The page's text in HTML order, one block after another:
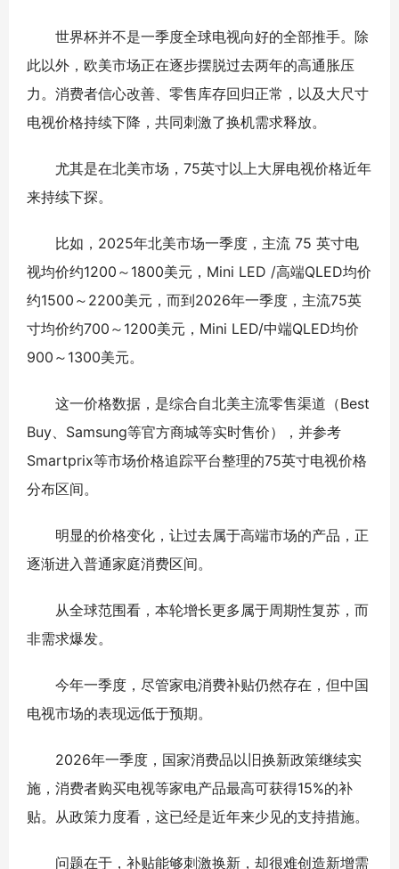
世界杯并不是一季度全球电视向好的全部推手。除
此以外，欧美市场正在逐步摆脱过去两年的高通胀压
力。消费者信心改善、零售库存回归正常，以及大尺寸
电视价格持续下降，共同刺激了换机需求释放。
尤其是在北美市场，75英寸以上大屏电视价格近年
来持续下探。
比如，2025年北美市场一季度，主流 75 英寸电
视均价约1200～1800美元，Mini LED /高端QLED均价
约1500～2200美元，而到2026年一季度，主流75英
寸均价约700～1200美元，Mini LED/中端QLED均价
900～1300美元。
这一价格数据，是综合自北美主流零售渠道（Best
Buy、Samsung等官方商城等实时售价），并参考
Smartprix等市场价格追踪平台整理的75英寸电视价格
分布区间。
明显的价格变化，让过去属于高端市场的产品，正
逐渐进入普通家庭消费区间。
从全球范围看，本轮增长更多属于周期性复苏，而
非需求爆发。
今年一季度，尽管家电消费补贴仍然存在，但中国
电视市场的表现远低于预期。
2026年一季度，国家消费品以旧换新政策继续实
施，消费者购买电视等家电产品最高可获得15%的补
贴。从政策力度看，这已经是近年来少见的支持措施。
问题在于，补贴能够刺激换新，却很难创造新增需